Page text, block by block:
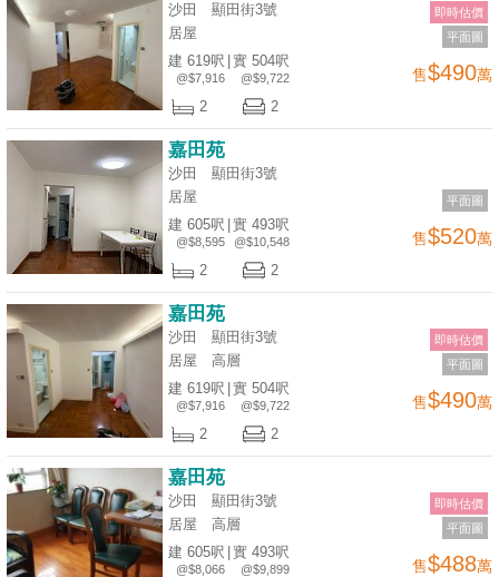
平面圖
即時估價
沙田 顯田街3號
居屋
建 619呎
@$7,916
實 504呎
@$9,722 售$490萬
2 2
平面圖
嘉田苑
沙田 顯田街3號
居屋
建 605呎
@$8,595
實 493呎
@$10,548 售$520萬
2 2
平面圖
即時估價
嘉田苑
沙田 顯田街3號
居屋
高層
建 619呎
@$7,916
實 504呎
@$9,722 售$490萬
2 2
平面圖
即時估價
嘉田苑
沙田 顯田街3號
居屋
高層
建 605呎
@$8,066
實 493呎
@$9,899 售$488萬